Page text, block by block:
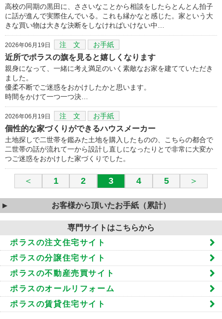
高校の同期の黒田に、ささいなことから相談をしたらとんとん拍子
に話が進んで実際住んでいる。これも縁かなと感じた。家という大
きな買い物は大きな決断をしなければいけない中…
2026年06月19日 注 文 お手紙
近所でポラスの旗を見ると嬉しくなります
親身になって、一緒に考え満足のいく素敵なお家を建てていただき
ました。
優柔不断でご迷惑をおかけしたかと思います。
時間をかけて一つ一つ決…
2026年06月19日 注 文 お手紙
個性的な家づくりができるハウスメーカー
土地探しで二世帯を鑑みた土地を購入したものの、こちらの都合で
二世帯の話が流れて一から設計し直しになったりとで非常に大変か
つご迷惑をおかけした家づくりでした。
＜ 1 2 3 4 5 ＞
お客様から頂いたお手紙（累計）
専門サイトはこちらから
ポラスの注文住宅サイト
ポラスの分譲住宅サイト
ポラスの不動産売買サイト
ポラスのオールリフォーム
ポラスの賃貸住宅サイト